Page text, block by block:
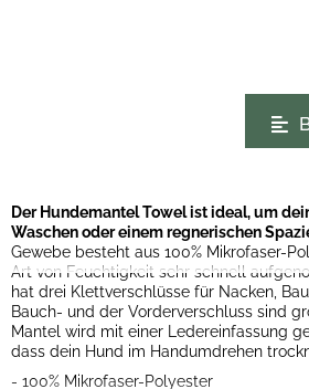
Der Hundemantel Towel ist ideal, um
Waschen oder einem regnerischen
Gewebe besteht aus 100% Mikrofaser-
Art von Feuchtigkeit sehr schnell
hat drei Klettverschlüsse für Nacken,
Bauch- und der Vorderverschluss sind
Mantel wird mit einer Ledereinfassung
dass dein Hund im Handumdrehen
- 100% Mikrofaser-Polyester